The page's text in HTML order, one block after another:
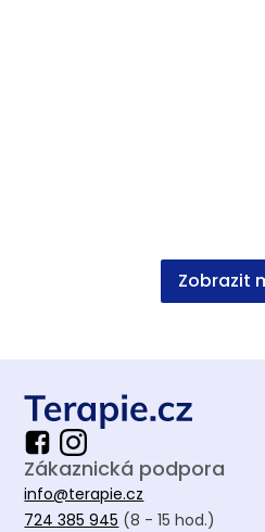
psychosyntézu
Academy
Trauma a traumatická
Academy
Úvod do Biosyntézy,
Zobrazit
Zákaznická podpora
info@terapie.cz
724 385 945 (8 - 15 hod.)